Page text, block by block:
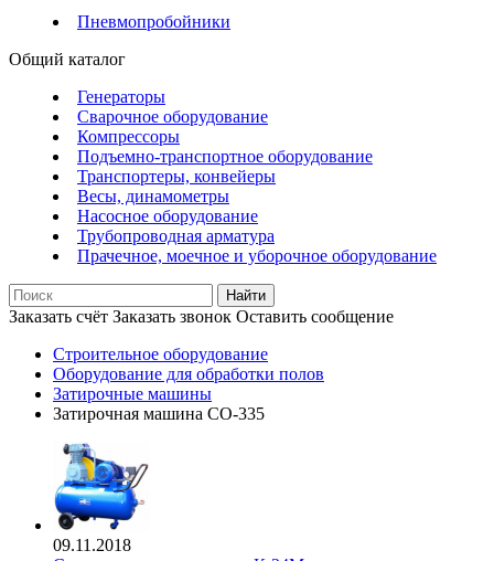
Пневмопробойники
Общий каталог
Генераторы
Сварочное оборудование
Компрессоры
Подъемно-транспортное оборудование
Транспортеры, конвейеры
Весы, динамометры
Насосное оборудование
Трубопроводная арматура
Прачечное, моечное и уборочное оборудование
Найти
Заказать счёт Заказать звонок Оставить сообщение
Строительное оборудование
Оборудование для обработки полов
Затирочные машины
Затирочная машина СО-335
09.11.2018